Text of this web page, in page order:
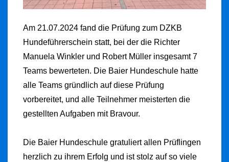
Am 21.07.2024 fand die Prüfung zum DZKB
Hundeführerschein statt, bei der die Richter
Manuela Winkler und Robert Müller insgesamt 7
Teams bewerteten. Die Baier Hundeschule hatte
alle Teams gründlich auf diese Prüfung
vorbereitet, und alle Teilnehmer meisterten die
gestellten Aufgaben mit Bravour.
Die Baier Hundeschule gratuliert allen Prüflingen
herzlich zu ihrem Erfolg und ist stolz auf so viele